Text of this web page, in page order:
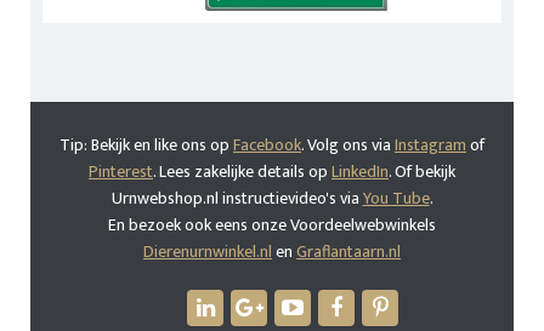
Tip: Bekijk en like ons opFacebook. Volg ons viaInstagramof
Pinterest. Lees zakelijke details opLinkedIn. Of bekijk
Urnwebshop.nl instructievideo's viaYou Tube.
En bezoek ook eens onze Voordeelwebwinkels
Dierenurnwinkel.nlenGraflantaarn.nl